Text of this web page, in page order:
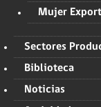
Mujer
Sectores
Biblioteca
Noticias